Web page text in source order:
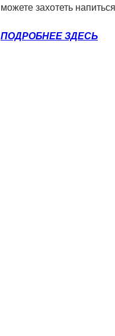
можете захотеть
ПОДРОБНЕЕ ЗДЕСЬ